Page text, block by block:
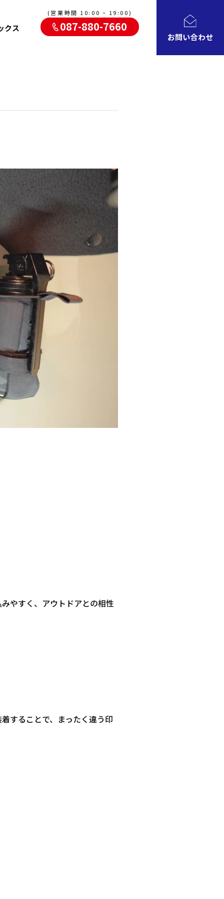
クス
(営業時間 10:00 ~ 19:00)
087-880-7660
お問い合わせ
やすく、アウトドアとの相性
することで、まったく違う印